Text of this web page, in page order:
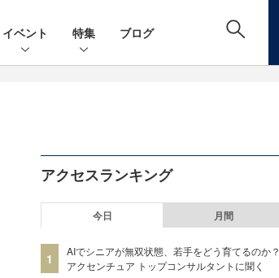
イベント 特集 ブログ
アクセスランキング
今日 月間
1
AIでシニアが無双状態、若手をどう育てるのか？
アクセンチュア トップコンサルタントに聞く